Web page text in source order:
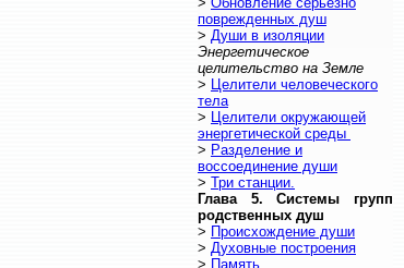
поврежденных душ
> Души в изоляции
Энергетическое
целительство на Земле
> Целители человеческого
тела
> Целители окружающей
энергетической среды
> Разделение и
воссоединение души
> Три станции.
Глава 5. Системы групп
родственных душ
> Происхождение души
> Духовные построения
> Память